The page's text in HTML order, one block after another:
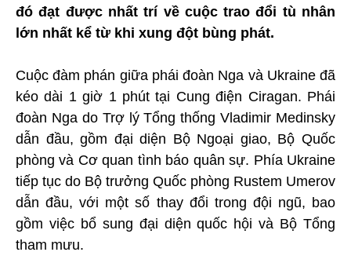
đó đạt được nhất trí về cuộc trao đổi tù nhân
lớn nhất kể từ khi xung đột bùng phát.
Cuộc đàm phán giữa phái đoàn Nga và Ukraine đã
kéo dài 1 giờ 1 phút tại Cung điện Ciragan. Phái
đoàn Nga do Trợ lý Tổng thống Vladimir Medinsky
dẫn đầu, gồm đại diện Bộ Ngoại giao, Bộ Quốc
phòng và Cơ quan tình báo quân sự. Phía Ukraine
tiếp tục do Bộ trưởng Quốc phòng Rustem Umerov
dẫn đầu, với một số thay đổi trong đội ngũ, bao
gồm việc bổ sung đại diện quốc hội và Bộ Tổng
tham mưu.